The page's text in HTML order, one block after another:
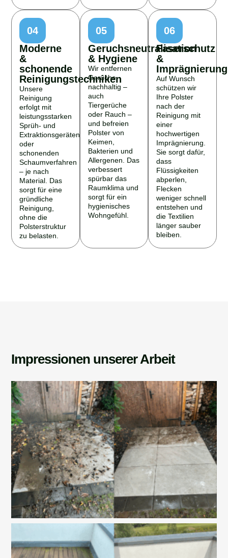
04
Moderne
&
schonende
Reinigungstechniken
Unsere
Reinigung
erfolgt mit
leistungsstarken
Sprüh- und
Extraktionsgeräten
oder
schonenden
Schaumverfahren
– je nach
Material. Das
sorgt für eine
gründliche
Reinigung,
ohne die
Polsterstruktur
zu belasten.
05
Geruchsneutralisation
& Hygiene
Wir entfernen
Gerüche
nachhaltig –
auch
Tiergerüche
oder Rauch –
und befreien
Polster von
Keimen,
Bakterien und
Allergenen. Das
verbessert
spürbar das
Raumklima und
sorgt für ein
hygienisches
Wohngefühl.
06
Faserschutz
&
Imprägnierung
Auf Wunsch
schützen wir
Ihre Polster
nach der
Reinigung mit
einer
hochwertigen
Imprägnierung.
Sie sorgt dafür,
dass
Flüssigkeiten
abperlen,
Flecken
weniger schnell
entstehen und
die Textilien
länger sauber
bleiben.
Impressionen unserer Arbeit